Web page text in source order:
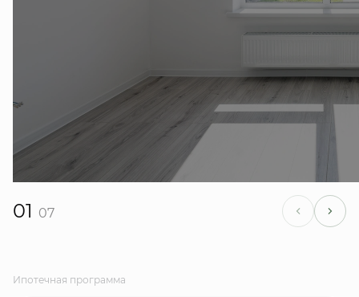
01 07
Ипотечная программа